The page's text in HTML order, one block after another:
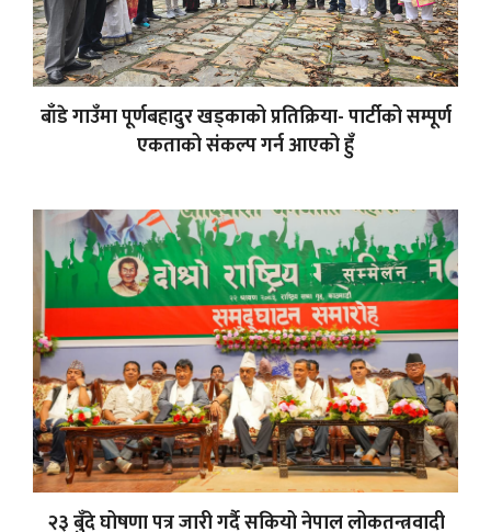
बाँडे गाउँमा पूर्णबहादुर खड्काको प्रतिक्रिया- पार्टीको सम्पूर्ण
एकताको संकल्प गर्न आएको हुँ
२३ बुँदे घोषणा पत्र जारी गर्दै सकियो नेपाल लोकतन्त्रवादी